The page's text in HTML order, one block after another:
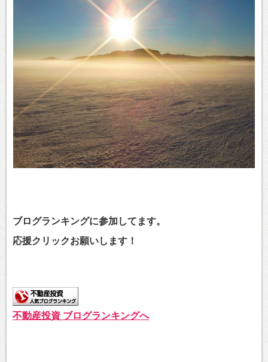
ブログランキングに参加してます。
応援クリックお願いします！
不動産投資 ブログランキングへ